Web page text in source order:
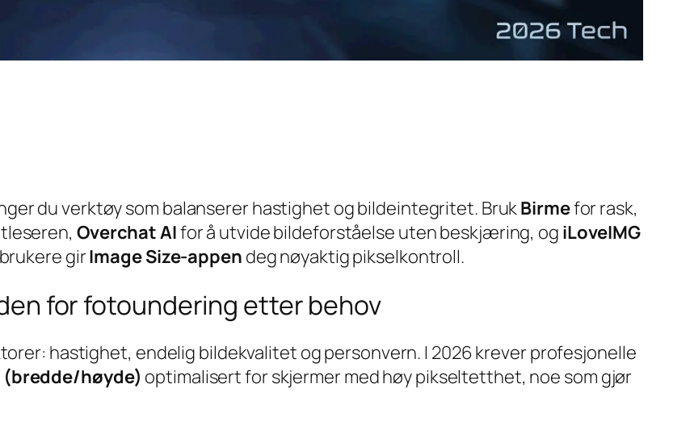
du verktøy som balanserer hastighet og bildeintegritet. BrukBirmefor rask,
Overchat AIfor å utvide bildeforståelse uten beskjæring, og iLoveIMG
girImage Size-appen deg nøyaktig pikselkontroll.
for fotoundering etter behov
hastighet, endelig bildekvalitet og personvern. I 2026 krever profesjonelle
høyde) optimalisert for skjermer med høy pikseltetthet, noe som gjør